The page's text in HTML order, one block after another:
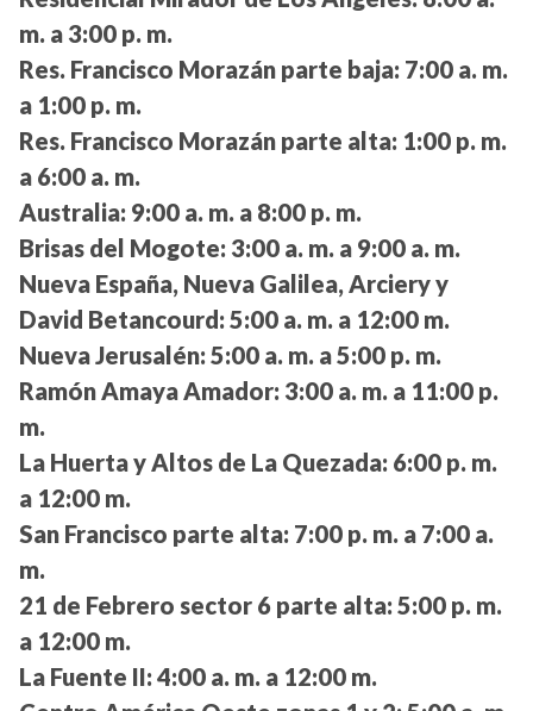
m. a 3:00 p. m.
Res. Francisco Morazán parte baja: 7:00 a. m.
a 1:00 p. m.
Res. Francisco Morazán parte alta: 1:00 p. m.
a 6:00 a. m.
Australia: 9:00 a. m. a 8:00 p. m.
Brisas del Mogote: 3:00 a. m. a 9:00 a. m.
Nueva España, Nueva Galilea, Arciery y
David Betancourd: 5:00 a. m. a 12:00 m.
Nueva Jerusalén: 5:00 a. m. a 5:00 p. m.
Ramón Amaya Amador: 3:00 a. m. a 11:00 p.
m.
La Huerta y Altos de La Quezada: 6:00 p. m.
a 12:00 m.
San Francisco parte alta: 7:00 p. m. a 7:00 a.
m.
21 de Febrero sector 6 parte alta: 5:00 p. m.
a 12:00 m.
La Fuente II: 4:00 a. m. a 12:00 m.